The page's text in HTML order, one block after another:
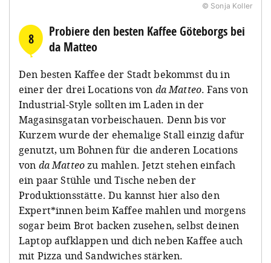
© Sonja Koller
8
Probiere den besten Kaffee Göteborgs bei
da Matteo
Den besten Kaffee der Stadt bekommst du in
einer der drei Locations von da Matteo. Fans von
Industrial-Style sollten im Laden in der
Magasinsgatan vorbeischauen. Denn bis vor
Kurzem wurde der ehemalige Stall einzig dafür
genutzt, um Bohnen für die anderen Locations
von da Matteozu mahlen. Jetzt stehen einfach
ein paar Stühle und Tische neben der
Produktionsstätte. Du kannst hier also den
Expert*innen beim Kaffee mahlen und morgens
sogar beim Brot backen zusehen, selbst deinen
Laptop aufklappen und dich neben Kaffee auch
mit Pizza und Sandwiches stärken.